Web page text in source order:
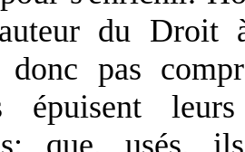
du Droit
donc pas
épuisent
que, usés,